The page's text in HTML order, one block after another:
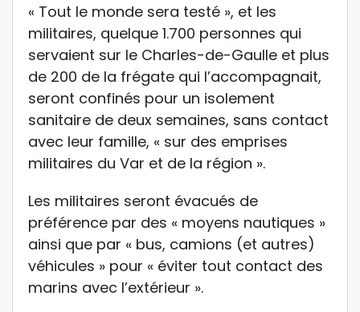
« Tout le monde sera testé », et les
militaires, quelque 1.700 personnes qui
servaient sur le Charles-de-Gaulle et plus
de 200 de la frégate qui l’accompagnait,
seront confinés pour un isolement
sanitaire de deux semaines, sans contact
avec leur famille, « sur des emprises
militaires du Var et de la région ».
Les militaires seront évacués de
préférence par des « moyens nautiques »
ainsi que par « bus, camions (et autres)
véhicules » pour « éviter tout contact des
marins avec l’extérieur ».